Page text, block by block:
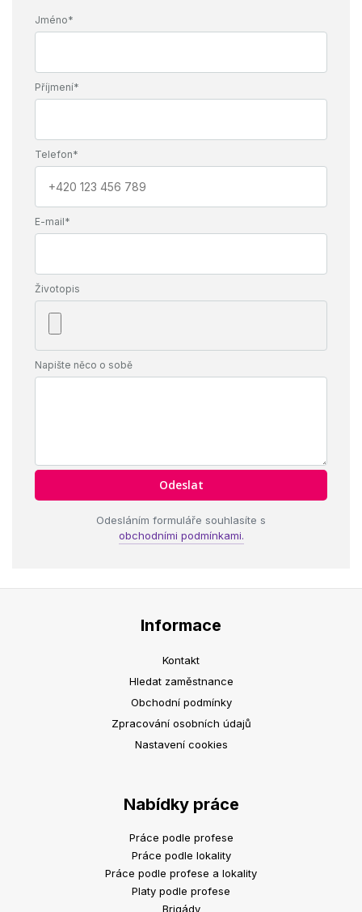
Jméno*
Příjmení*
Telefon*
E-mail*
Životopis
Napište něco o sobě
Odesláním formuláře souhlasíte s
obchodními podmínkami.
Informace
Kontakt
Hledat zaměstnance
Obchodní podmínky
Zpracování osobních údajů
Nastavení cookies
Nabídky práce
Práce podle profese
Práce podle lokality
Práce podle profese a lokality
Platy podle profese
Brigády